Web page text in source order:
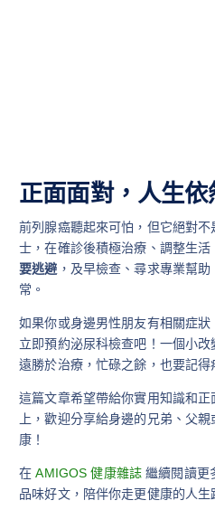
正面面對，人生依
前列腺癌聽起來可怕，但它絕對
士，在確診後積極治療、調整生
要逃避 ，及早檢查、尋求專業幫
常。
如果你或身邊男性朋友有相關症狀
立即預約泌尿科檢查吧！一個小
遠勝於治療，忙碌之餘，也要記得
這篇文章希望帶給你實用知識和
上，歡迎分享給身邊的兄弟、父
康！
在AMIGOS 健康雜誌繼續閱讀更
品味好文，陪伴你走更健康的人生